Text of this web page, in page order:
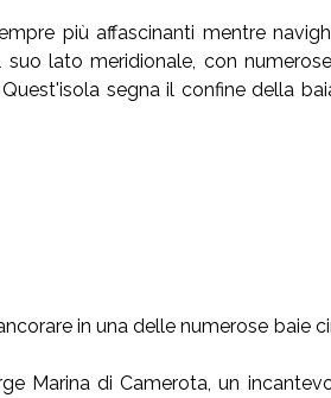
più affascinanti mentre
lato meridionale, con
segna il confine della
in una delle numerose baie
Marina di Camerota, un